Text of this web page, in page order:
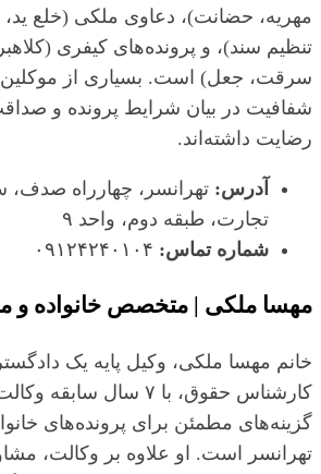
مهریه، حضانت)، دعاوی ملکی (خلع ید،
تنظیم سند)، و پرونده‌های کیفری
سرقت، جعل) است. بسیاری از موکلین
شفافیت در بیان شرایط پرونده و
رضایت داشته‌اند.
آدرس: تهرانسر، چهارراه صدف،
تجارت، طبقه دوم، واحد ۹
شماره تماس:
مهسا ملکی | متخصص خانواده و
خانم مهسا ملکی، وکیل پایه یک
کارشناس حقوق، با ۷ سال
گزینه‌های مطمئن برای پرونده‌های
تهرانسر است. او علاوه بر وکالت،